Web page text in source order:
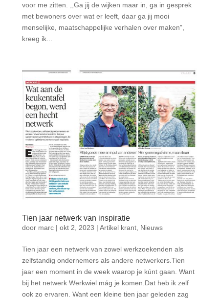
voor me zitten. ,,Ga jij de wijken maar in, ga in gesprek
met bewoners over wat er leeft, daar ga jij mooi
menselijke, maatschappelijke verhalen over maken”,
kreeg ik...
Tien jaar netwerk van inspiratie
door marc| okt 2, 2023 | Artikel krant, Nieuws
Tien jaar een netwerk van zowel werkzoekenden als
zelfstandig ondernemers als andere netwerkers.Tien
jaar een moment in de week waarop je kúnt gaan. Want
bij het netwerk Werkwiel mág je komen.Dat heb ik zelf
ook zo ervaren. Want een kleine tien jaar geleden zag